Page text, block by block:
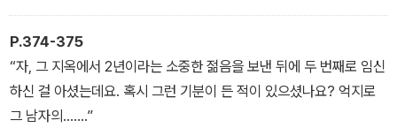
“난 엄마랑 같이 여기 있는 게 좋아.”
평생 그렇게 재미있는 이야기는 처음 듣는 기분이었다. 어쩌면 실제
로 그랬을지도 모른다.
나는 다시 말했다.
“너랑 엄마가…….”
“아니, 넌 ‘우리 엄마랑 내가’라고 해야지.”
“너랑 내가…….”
엄마는 숨을 내쉬었다.
P.374-375
“자, 그 지옥에서 2년이라는 소중한 젊음을 보낸 뒤에 두 번째로 임신
하신 걸 아셨는데요. 혹시 그런 기분이 든 적이 있으셨나요? 억지로
그 남자의…….”